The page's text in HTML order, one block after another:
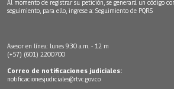
Al momento de registrar su petición, se generará un código
seguimiento, para ello, ingrese a: Seguimiento de PQRS
Asesor en línea: lunes 9:30 a.m. - 12 m
(+57) (601) 2200700
Correo de notificaciones judiciales:
notificacionesjudiciales@rtvc.gov.co